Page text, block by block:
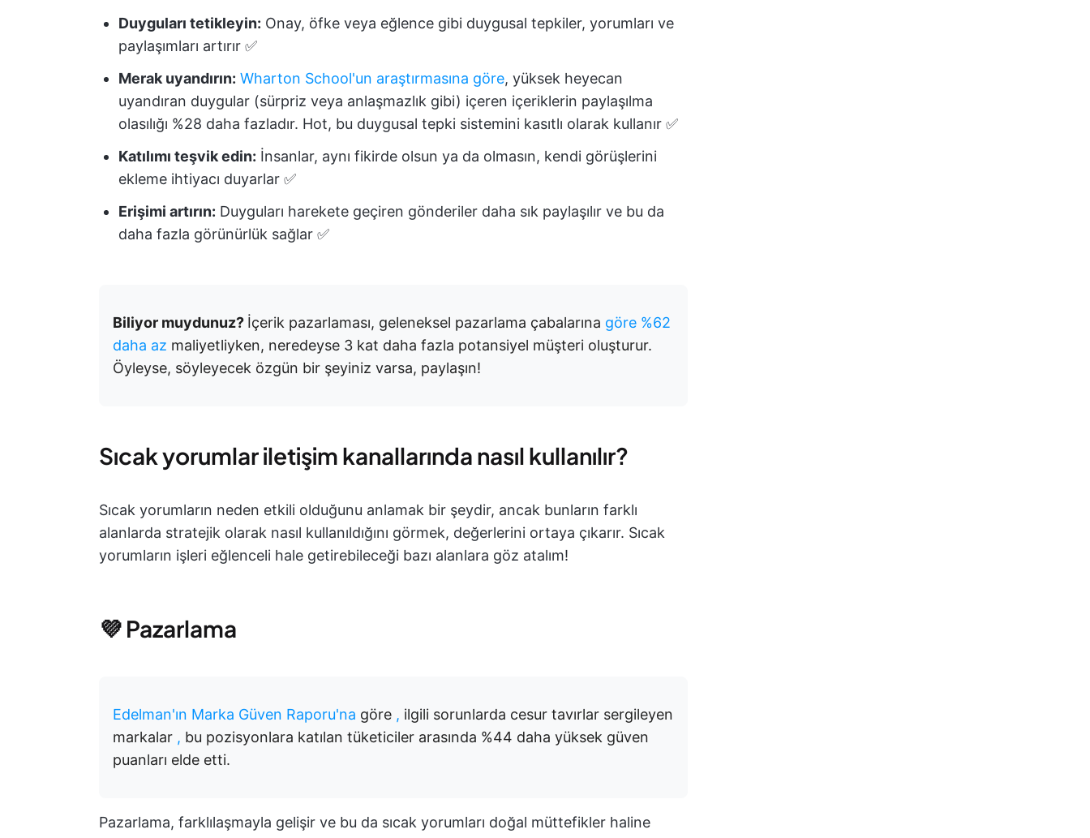
Duyguları tetikleyin: Onay, öfke veya eğlence gibi duygusal tepkiler, yorumları ve
paylaşımları artırır ✅
Merak uyandırın: Wharton School'un araştırmasına göre, yüksek heyecan
uyandıran duygular (sürpriz veya anlaşmazlık gibi) içeren içeriklerin paylaşılma
olasılığı %28 daha fazladır. Hot, bu duygusal tepki sistemini kasıtlı olarak kullanır ✅
Katılımı teşvik edin: İnsanlar, aynı fikirde olsun ya da olmasın, kendi görüşlerini
ekleme ihtiyacı duyarlar ✅
Erişimi artırın: Duyguları harekete geçiren gönderiler daha sık paylaşılır ve bu da
daha fazla görünürlük sağlar ✅
Biliyor muydunuz? İçerik pazarlaması, geleneksel pazarlama çabalarına göre %62
daha az maliyetliyken, neredeyse 3 kat daha fazla potansiyel müşteri oluşturur.
Öyleyse, söyleyecek özgün bir şeyiniz varsa, paylaşın!
Sıcak yorumlar iletişim kanallarında nasıl kullanılır?
Sıcak yorumların neden etkili olduğunu anlamak bir şeydir, ancak bunların farklı
alanlarda stratejik olarak nasıl kullanıldığını görmek, değerlerini ortaya çıkarır. Sıcak
yorumların işleri eğlenceli hale getirebileceği bazı alanlara göz atalım!
💜 Pazarlama
Edelman'ın Marka Güven Raporu'na göre , ilgili sorunlarda cesur tavırlar sergileyen
markalar , bu pozisyonlara katılan tüketiciler arasında %44 daha yüksek güven
puanları elde etti.
Pazarlama, farklılaşmayla gelişir ve bu da sıcak yorumları doğal müttefikler haline